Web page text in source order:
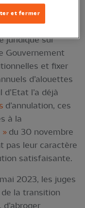
Landes, du
Atlantiques.
juridique sur
Gouvernement
et fixer
d’alouettes
l’a déjà
d’annulation, ces
à la
» du 30 novembre
pas leur caractère
satisfaisante.
2023, les juges
la transition
et fermer